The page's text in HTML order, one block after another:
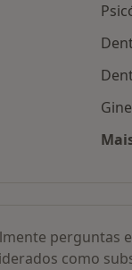
perguntas
como